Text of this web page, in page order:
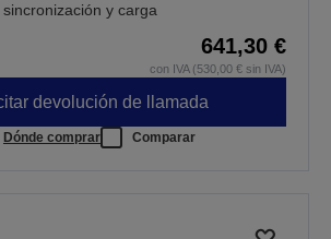
y carga
641,30 €
con IVA (530,00 € sin IVA)
devolución de llamada
Dónde comprar Comparar